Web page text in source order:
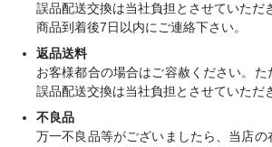
誤品配送交換は当社負担とさせていただ
商品到着後7日以内にご連絡下さい。
返品送料
お客様都合の場合はご容赦ください。た
誤品配送交換は当社負担とさせていただ
不良品
万一不良品等がございましたら、当店の